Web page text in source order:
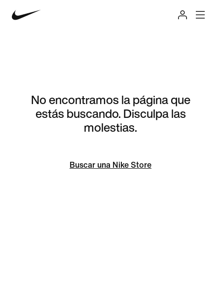
No encontramos la página que
estás buscando. Disculpa las
molestias.
Buscar una Nike Store